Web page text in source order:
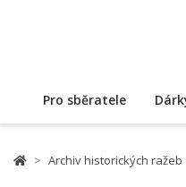
Pro sběratele
Archiv historických ražeb